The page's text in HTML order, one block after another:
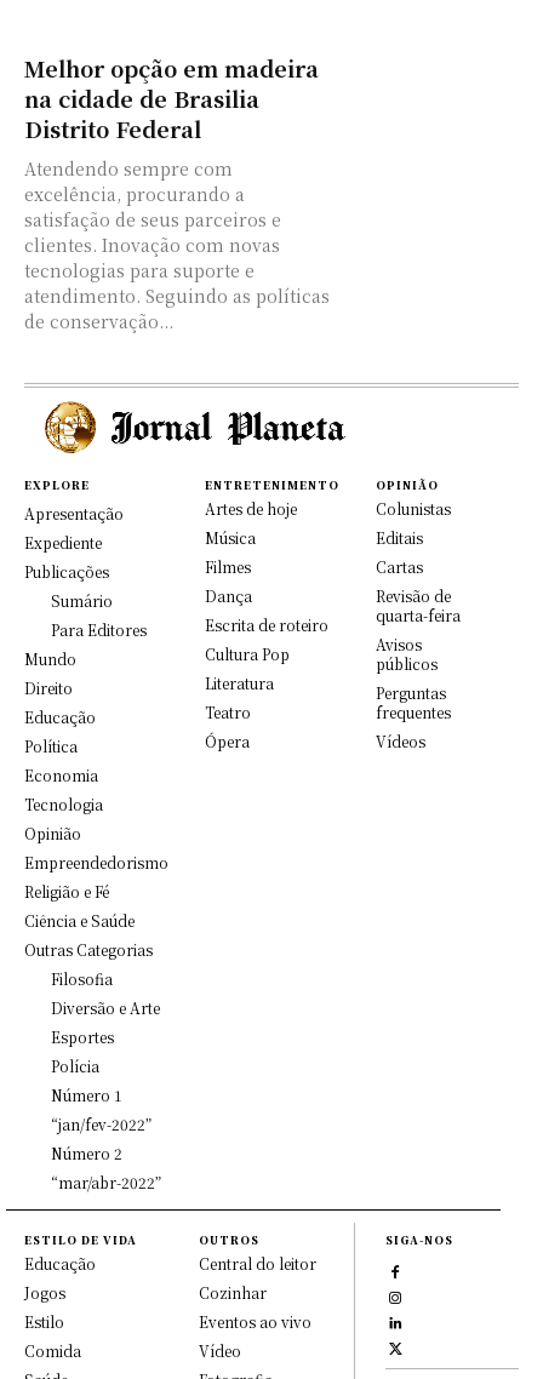
Melhor opção em madeira
na cidade de Brasilia
Distrito Federal
Atendendo sempre com
excelência, procurando a
satisfação de seus parceiros e
clientes. Inovação com novas
tecnologias para suporte e
atendimento. Seguindo as políticas
de conservação...
EXPLORE
Apresentação
Expediente
Publicações
Sumário
Para Editores
Mundo
Direito
Educação
Política
Economia
Tecnologia
Opinião
Empreendedorismo
Religião e Fé
Ciência e Saúde
Outras Categorias
Filosofia
Diversão e Arte
Esportes
Polícia
Número 1
“jan/fev-2022”
Número 2
“mar/abr-2022”
ENTRETENIMENTO
Artes de hoje
Música
Filmes
Dança
Escrita de roteiro
Cultura Pop
Literatura
Teatro
Ópera
OPINIÃO
Colunistas
Editais
Cartas
Revisão de
quarta-feira
Avisos
públicos
Perguntas
frequentes
Vídeos
ESTILO DE VIDA
Educação
Jogos
Estilo
Comida
OUTROS
Central do leitor
Cozinhar
Eventos ao vivo
Vídeo
SIGA-NOS